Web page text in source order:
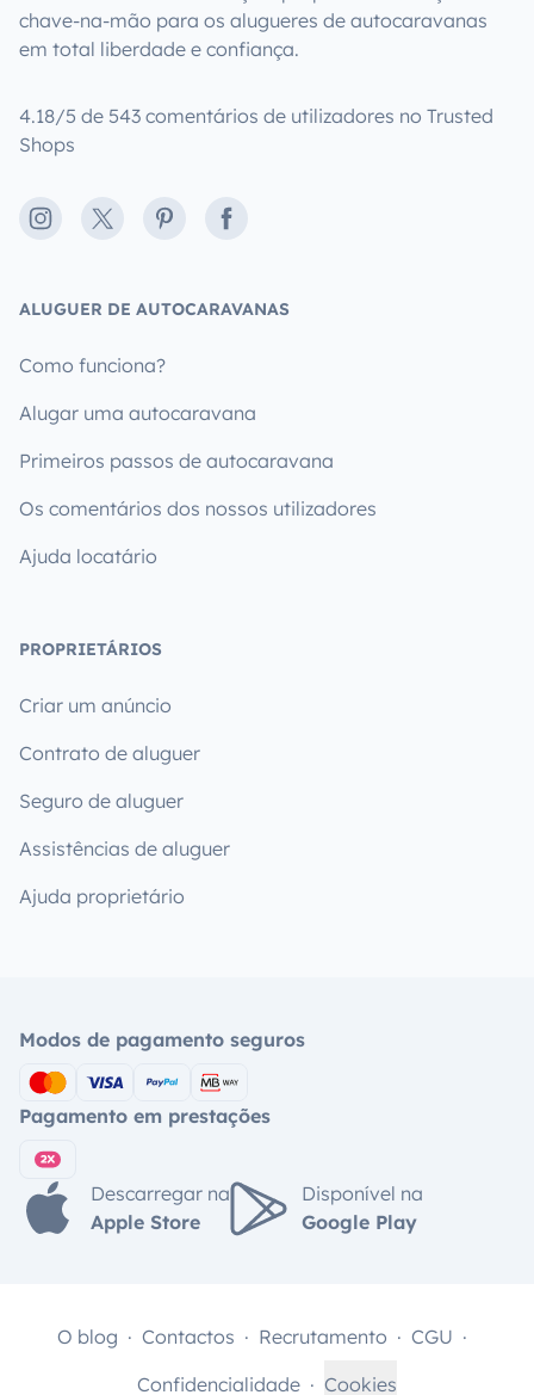
chave-na-mão para os alugueres de autocaravanas
em total liberdade e confiança.
4.18/5 de 543 comentários de utilizadores no Trusted
Shops
Instagram
X PinterestFacebook
ALUGUER DE AUTOCARAVANAS
Como funciona?
Alugar uma autocaravana
Primeiros passos de autocaravana
Os comentários dos nossos utilizadores
Ajuda locatário
PROPRIETÁRIOS
Criar um anúncio
Contrato de aluguer
Seguro de aluguer
Assistências de aluguer
Ajuda proprietário
Modos de pagamento seguros
Pagamento em prestações
Descarregar na
Apple Store
Disponível na
Google Play
O blog Contactos Recrutamento
CGU
Confidencialidade
Cookies